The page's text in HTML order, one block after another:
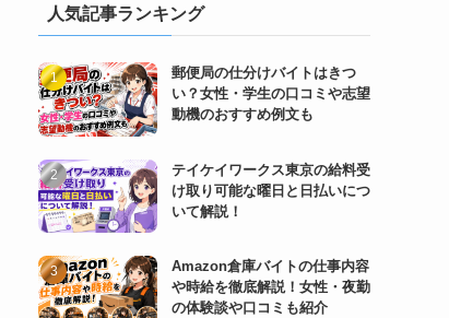
人気記事ランキング
郵便局の仕分けバイトはきつ
い？女性・学生の口コミや志望
動機のおすすめ例文も
テイケイワークス東京の給料受
け取り可能な曜日と日払いにつ
いて解説！
Amazon倉庫バイトの仕事内容
や時給を徹底解説！女性・夜勤
の体験談や口コミも紹介